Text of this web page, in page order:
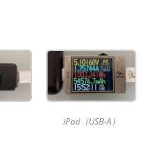
iPad（USB-A）